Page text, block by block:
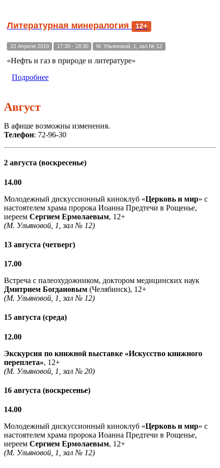
Литературная минералогия 12+
22 Апреля 2019 17:30 - 18:30 М. Ульяновой, 1, зал № 12
«Нефть и газ в природе и литературе»
Подробнее
Август
В афише возможны изменения.
Телефон: 72-96-30
2 августа (воскресенье)
14.00
Молодежный дискуссионный киноклуб «Церковь и мир» с
настоятелем храма пророка Иоанна Предтечи в Рощенье,
иереем Сергием Ермолаевым, 12+
(М. Ульяновой, 1, зал № 12)
13 августа (четверг)
17.00
Встреча с палеохудожником, доктором медицинских наук
Дмитрием Богдановым (Челябинск), 12+
(М. Ульяновой, 1, зал № 12)
15 августа (среда)
12.00
Экскурсия по книжной выставке «Искусство книжного
переплета», 12+
(М. Ульяновой, 1, зал № 20)
16 августа (воскресенье)
14.00
Молодежный дискуссионный киноклуб «Церковь и мир» с
настоятелем храма пророка Иоанна Предтечи в Рощенье,
иереем Сергием Ермолаевым, 12+
(М. Ульяновой, 1, зал № 12)